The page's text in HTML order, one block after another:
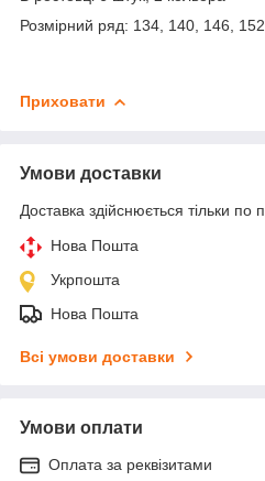
Розмірний ряд: 134, 140, 146,
Приховати
Умови доставки
Доставка здійснюється тільки по
Нова Пошта
Укрпошта
Нова Пошта
Всі умови доставки
Умови оплати
Оплата за реквізитами